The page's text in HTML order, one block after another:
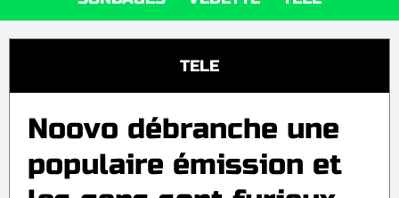
TELE
Noovo débranche une
populaire émission et